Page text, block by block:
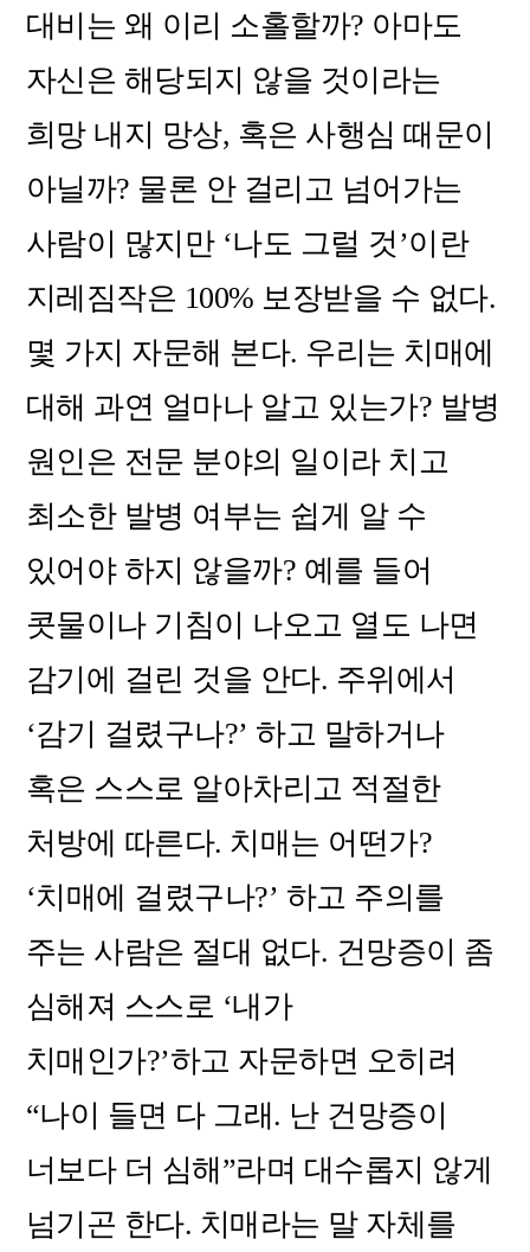
대비는 왜 이리 소홀할까? 아마도
자신은 해당되지 않을 것이라는
희망 내지 망상, 혹은 사행심 때문이
아닐까? 물론 안 걸리고 넘어가는
사람이 많지만 ‘나도 그럴 것’이란
지레짐작은 100% 보장받을 수 없다.
몇 가지 자문해 본다. 우리는 치매에
대해 과연 얼마나 알고 있는가? 발병
원인은 전문 분야의 일이라 치고
최소한 발병 여부는 쉽게 알 수
있어야 하지 않을까? 예를 들어
콧물이나 기침이 나오고 열도 나면
감기에 걸린 것을 안다. 주위에서
‘감기 걸렸구나?’ 하고 말하거나
혹은 스스로 알아차리고 적절한
처방에 따른다. 치매는 어떤가?
‘치매에 걸렸구나?’ 하고 주의를
주는 사람은 절대 없다. 건망증이 좀
심해져 스스로 ‘내가
치매인가?’하고 자문하면 오히려
“나이 들면 다 그래. 난 건망증이
너보다 더 심해”라며 대수롭지 않게
넘기곤 한다. 치매라는 말 자체를